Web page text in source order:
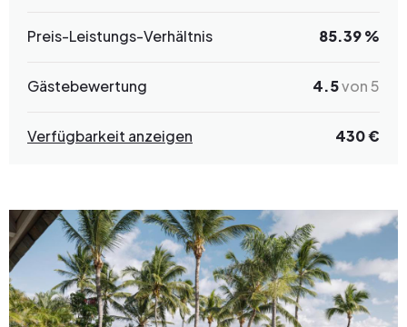
Preis-Leistungs-Verhältnis 85.39 %
Gästebewertung 4.5von 5
Verfügbarkeit anzeigen 430 €